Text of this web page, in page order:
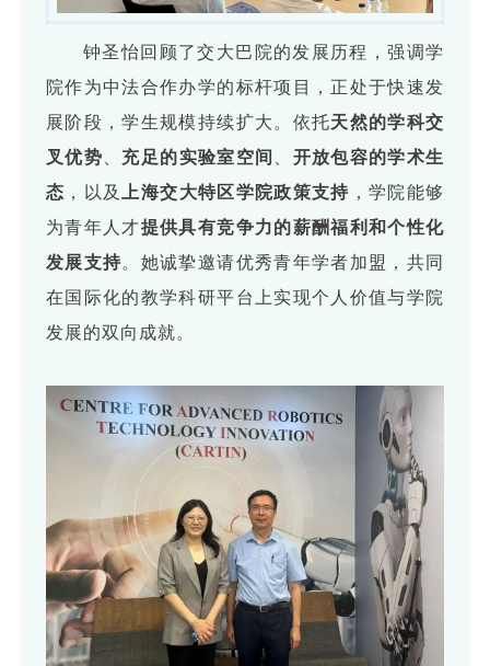
钟圣怡回顾了交大巴院的发展历程，强调学
院作为中法合作办学的标杆项目，正处于快速发
展阶段，学生规模持续扩大。依托天然的学科交
叉优势、 充足的实验室空间、 开放包容的学术生
态 ，以及上海交大特区学院政策支持 ，学院能够
为青年人才提供具有竞争力的薪酬福利和个性化
发展支持。她诚挚邀请优秀青年学者加盟，共同
在国际化的教学科研平台上实现个人价值与学院
发展的双向成就。